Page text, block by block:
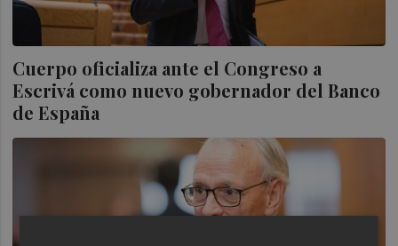
Cuerpo oficializa ante el Congreso a
Escrivá como nuevo gobernador del Banco
de España